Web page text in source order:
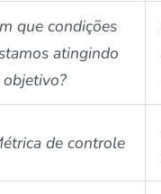
que condições
atingindo
de controle